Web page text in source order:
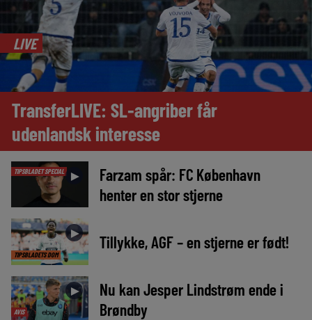
LIVE
TransferLIVE: SL-angriber får
udenlandsk interesse
TIPSBLADET SPECIAL ►
Farzam spår: FC København
henter en stor stjerne
TIPSBLADETS DOM
► Tillykke, AGF – en stjerne er født!
AVIS
►
Nu kan Jesper Lindstrøm ende i
Brøndby